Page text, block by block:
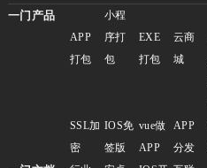
一门产品
APP
打包
小程
序打
包
EXE
打包
云商
城
SSL加
密
IOS免
签版
vue做
APP
APP
分发